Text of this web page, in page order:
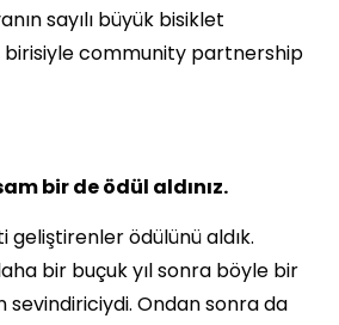
sayılı büyük bisiklet
community partnership
bir de ödül aldınız.
geliştirenler ödülünü aldık.
bir buçuk yıl sonra böyle bir
sevindiriciydi. Ondan sonra da